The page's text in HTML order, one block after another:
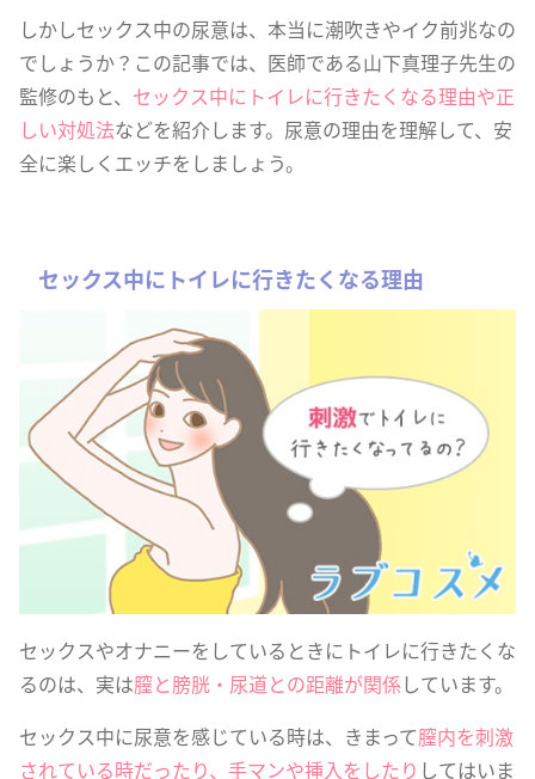
しかしセックス中の尿意は、本当に潮吹きやイク前兆なの
でしょうか？この記事では、医師である山下真理子先生の
監修のもと、 セックス中にトイレに行きたくなる理由や正
しい対処法などを紹介します。尿意の理由を理解して、安
全に楽しくエッチをしましょう。
セックス中にトイレに行きたくなる理由
セックスやオナニーをしているときにトイレに行きたくな
るのは、実は膣と膀胱・尿道との距離が関係しています。
セックス中に尿意を感じている時は、きまって膣内を刺激
されている時だったり、手マンや挿入をしたり してはいま